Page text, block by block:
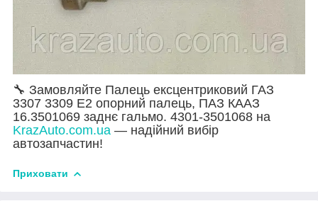
🔧 Замовляйте Палець ексцентриковий ГАЗ
3307 3309 Е2 опорний палець, ПАЗ КААЗ
16.3501069 заднє гальмо. 4301-3501068 на
KrazAuto.com.ua — надійний вибір
автозапчастин!
Приховати